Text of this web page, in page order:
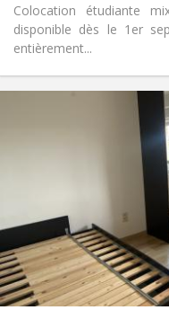
Colocation étudiante
disponible dès le 1er
entièrement...